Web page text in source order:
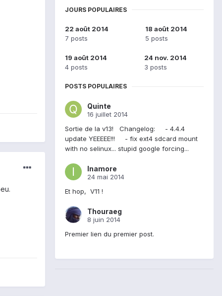
JOURS POPULAIRES
22 août 2014
7 posts
18 août 2014
5 posts
19 août 2014
4 posts
24 nov. 2014
3 posts
POSTS POPULAIRES
Quinte
16 juillet 2014
Sortie de la v13! Changelog: - 4.4.4
update YEEEEE!!! - fix ext4 sdcard mount
with no selinux... stupid google forcing...
Inamore
24 mai 2014
Et hop, V11 !
Thouraeg
8 juin 2014
Premier lien du premier post.